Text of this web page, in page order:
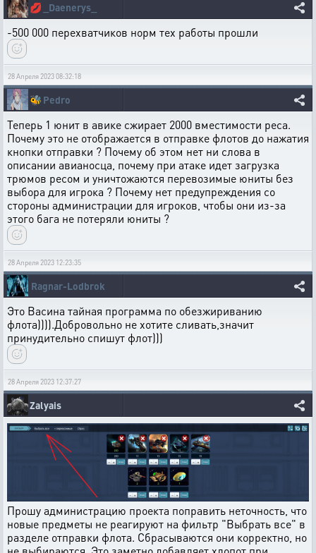
💋 _Daenerys_
-500 000 перехватчиков норм тех работы прошли
28 Апреля 2023 08:32:18
🐝 Pedro
Теперь 1 юнит в авике сжирает 2000 вместимости реса.
Почему это не отображается в отправке флотов до нажатия
кнопки отправки ? Почему об этом нет ни слова в
описании авианосца, почему при атаке идет загрузка
трюмов ресом и уничтожаются перевозимые юниты без
выбора для игрока ? Почему нет предупреждения со
стороны администрации для игроков, чтобы они из-за
этого бага не потеряли юниты ?
28 Апреля 2023 12:23:35
Ragnar-Lodbrok
Это Васина тайная программа по обезжириванию
флота)))).Добровольно не хотите сливать,значит
принудительно спишут флот)))
28 Апреля 2023 12:37:27
Zalyais
Прошу администрацию проекта поправить неточность, что
новые предметы не реагируют на фильтр "Выбрать все" в
разделе отправки флота. Сбрасываются они корректно, но